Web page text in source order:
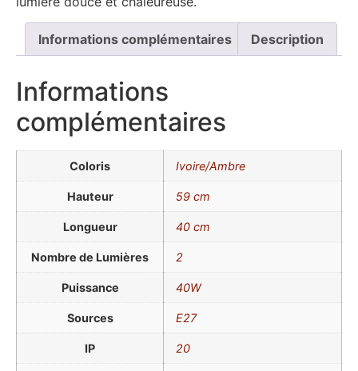
Informations complémentaires Description
Informations
complémentaires
Coloris Ivoire/Ambre
Hauteur 59 cm
Longueur 40 cm
Nombre de Lumières 2
Puissance 40W
Sources E27
IP 20